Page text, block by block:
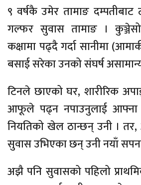
९ वर्षकै उमेर तामाङ दम्पतीबाट
गल्फर सुवास तामाङ ।
कक्षामा पढ्दै गर्दा सानीमा
बसाई सरेका उनको संघर्ष
टिनले छाएको घर, शारीरिक
आफूले पढ्न नपाउनुलाई आफ्ना
नियतिको खेल ठान्छन् उनी ।
सुवास उभिएका छन् उनी नयाँ
अझै पनि सुवासको पहिलो